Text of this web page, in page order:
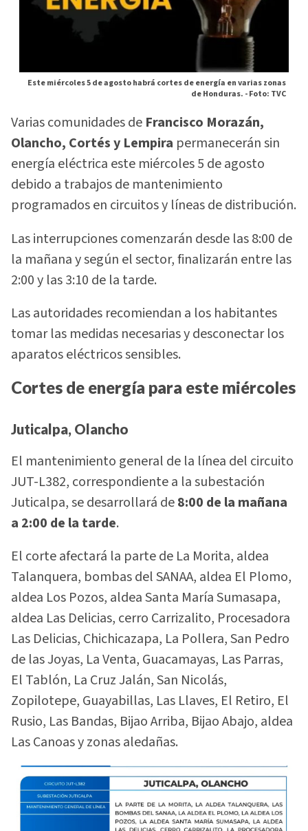
Este miércoles 5 de agosto habrá cortes de energía en varias zonas
de Honduras. -Foto: TVC
Varias comunidades de Francisco Morazán,
Olancho, Cortés y Lempira permanecerán sin
energía eléctrica este miércoles 5 de agosto
debido a trabajos de mantenimiento
programados en circuitos y líneas de distribución.
Las interrupciones comenzarán desde las 8:00 de
la mañana y según el sector, finalizarán entre las
2:00 y las 3:10 de la tarde.
Las autoridades recomiendan a los habitantes
tomar las medidas necesarias y desconectar los
aparatos eléctricos sensibles.
Cortes de energía para este miércoles
Juticalpa, Olancho
El mantenimiento general de la línea del circuito
JUT-L382, correspondiente a la subestación
Juticalpa, se desarrollará de8:00 de la mañana
a 2:00 de la tarde.
El corte afectará la parte de La Morita, aldea
Talanquera, bombas del SANAA, aldea El Plomo,
aldea Los Pozos, aldea Santa María Sumasapa,
aldea Las Delicias, cerro Carrizalito, Procesadora
Las Delicias, Chichicazapa, La Pollera, San Pedro
de las Joyas, La Venta, Guacamayas, Las Parras,
El Tablón, La Cruz Jalán, San Nicolás,
Zopilotepe, Guayabillas, Las Llaves, El Retiro, El
Rusio, Las Bandas, Bijao Arriba, Bijao Abajo, aldea
Las Canoas y zonas aledañas.